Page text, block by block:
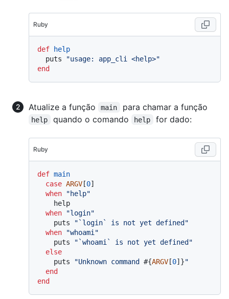
Ruby
def
help
  puts
"usage: app_cli <help>"
end
Atualize a função main para chamar a função
help quando o comando help for dado:
Ruby
def main
case ARGV [0]
when
"help"
when
"login"
    puts
"`login` is not yet defined"
when
"whoami"
    puts
"`whoami` is not yet defined"
else
    puts
"Unknown command #{ARGV [0]}"
end
end